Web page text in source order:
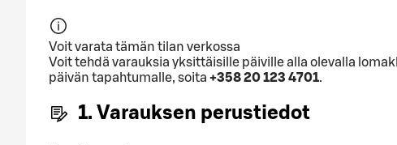
Voit varata tämän tilan verkossa
Voit tehdä varauksia yksittäisille päiville alla olevalla
päivän tapahtumalle, soita +358 20 123 4701.
1. Varauksen perustiedot